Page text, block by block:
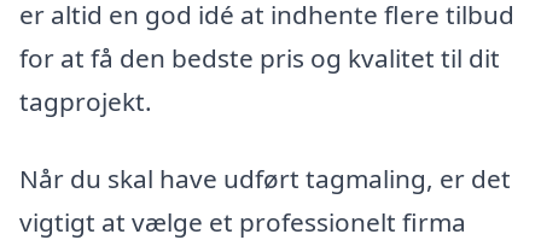
er altid en god idé at indhente flere tilbud
for at få den bedste pris og kvalitet til dit
tagprojekt.
Når du skal have udført tagmaling, er det
vigtigt at vælge et professionelt firma